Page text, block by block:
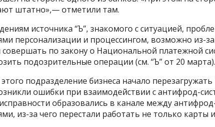
штатно»,— отметили там.
источника “Ъ”, знакомого с ситуацией,
персонализации и процессингом, возможно из-
совершать по закону о Национальной платежной
подозрительные операции (см. “Ъ” от 20 марта).
подразделение бизнеса начало
ошибки при взаимодействии с антифрод-
образовались в канале между
из-за чего перестали работать не только карты